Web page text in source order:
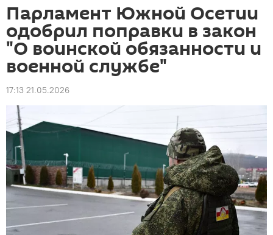
Парламент Южной Осетии
одобрил поправки в закон
"О воинской обязанности и
военной службе"
17:13 21.05.2026